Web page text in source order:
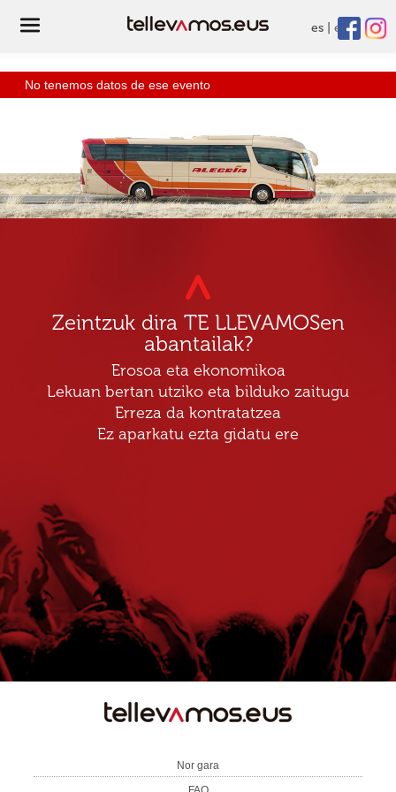
es eu
No tenemos datos de ese evento
Zeintzuk dira TE LLEVAMOSen
abantailak?
Erosoa eta ekonomikoa
Lekuan bertan utziko eta bilduko zaitugu
Erreza da kontratatzea
Ez aparkatu ezta gidatu ere
Nor gara